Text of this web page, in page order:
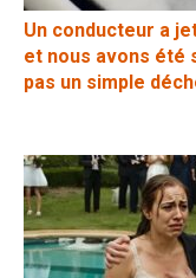
Un conducteur a
et nous avons été
pas un simple